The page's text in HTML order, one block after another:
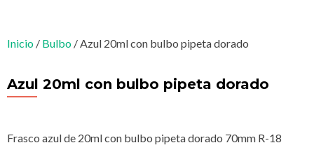
Inicio / Bulbo / Azul 20ml con bulbo pipeta dorado
Azul 20ml con bulbo pipeta dorado
Frasco azul de 20ml con bulbo pipeta dorado 70mm R-18